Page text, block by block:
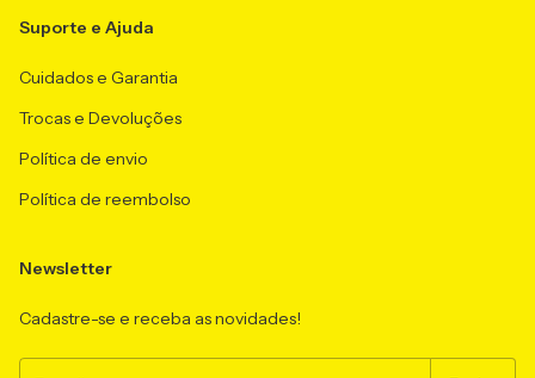
Suporte e Ajuda
Cuidados e Garantia
Trocas e Devoluções
Política de envio
Política de reembolso
Newsletter
Cadastre-se e receba as novidades!